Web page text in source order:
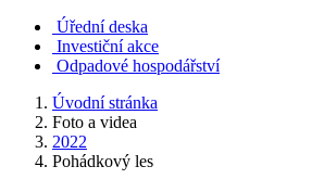
Úřední deska
Investiční akce
Odpadové hospodářství
Úvodní stránka
Foto a videa
2022
Pohádkový les